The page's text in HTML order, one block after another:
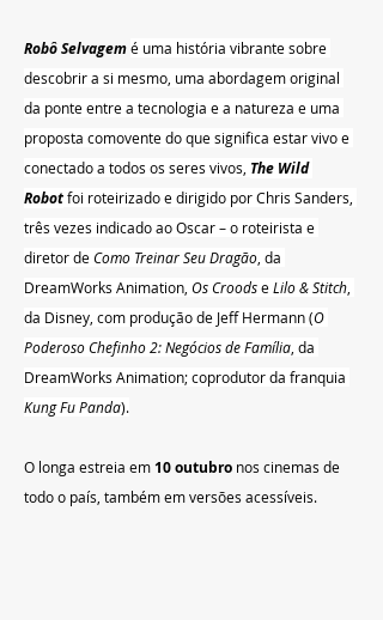
Robô Selvagemé uma história vibrante sobre
descobrir a si mesmo, uma abordagem original
da ponte entre a tecnologia e a natureza e uma
proposta comovente do que significa estar vivo e
conectado a todos os seres vivos, The Wild
Robot foi roteirizado e dirigido por Chris Sanders,
três vezes indicado ao Oscar – o roteirista e
diretor de Como Treinar Seu Dragão , da
DreamWorks Animation, Os Croods e Lilo & Stitch
da Disney, com produção de Jeff Hermann (O
Poderoso Chefinho 2: Negócios de Família , da
DreamWorks Animation; coprodutor da franquia
Kung Fu Panda).
O longa estreia em 10 outubro nos cinemas de
todo o país, também em versões acessíveis.